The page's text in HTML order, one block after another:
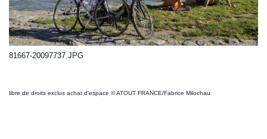
81667-20097737.JPG
libre de droits exclus achat d'espace © ATOUT FRANCE/Fabrice Milochau